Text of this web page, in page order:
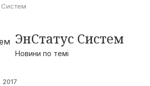
Систем
ЭнСтатус Систем
Новини по темі
2017